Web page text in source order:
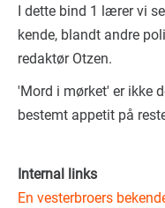
I dette bind 1 lærer vi
kende, blandt andre
redaktør Otzen.
'Mord i mørket' er ikke
bestemt appetit på
Internal links
En vesterbroers